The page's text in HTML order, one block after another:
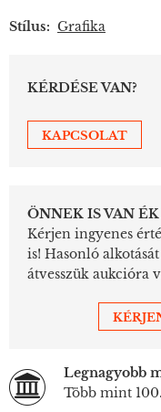
Stílus: Grafika
KÉRDÉSE VAN?
KAPCSOLAT
ÖNNEK IS VAN ÉK
Kérjen ingyenes
is! Hasonló
átvesszük aukcióra
Legnagyobb
Több mint